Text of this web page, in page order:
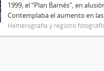
1999, el “Plan Barnés", en
Contemplaba el aumento en
Hemerografía y registro